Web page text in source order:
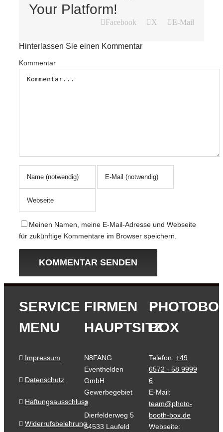
Your Platform!
Facebook X E-Mail
Hinterlassen Sie einen Kommentar
Kommentar
Meinen Namen, meine E-Mail-Adresse und Webseite
für zukünftige Kommentare im Browser speichern.
SERVICE
MENU
Impressum
Datenschutz
Haftungsausschluss
Widerrufsbelehrung
FIRMEN
HAUPTSITZ
N8FANG
Eventhelden
GmbH
Gewerbegebiet
2
Dierfelderweg 5
54533 Laufeld
BOX
Telefon: +49
6572 - 58 9999
6
E-Mail:
team@photo-
booth-box.de
Webseite: